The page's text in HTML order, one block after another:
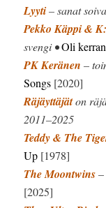
Lyyti– sanat
Pekko Käppi &
svengi •Oli
PK Keränen –
Songs [2020]
Räjäyttäjäton
2011–2025
Teddy & The
Up [1978]
The Moontwins
[2025]